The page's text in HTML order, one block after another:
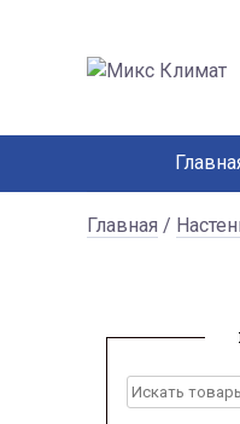
Главная /
Поиск